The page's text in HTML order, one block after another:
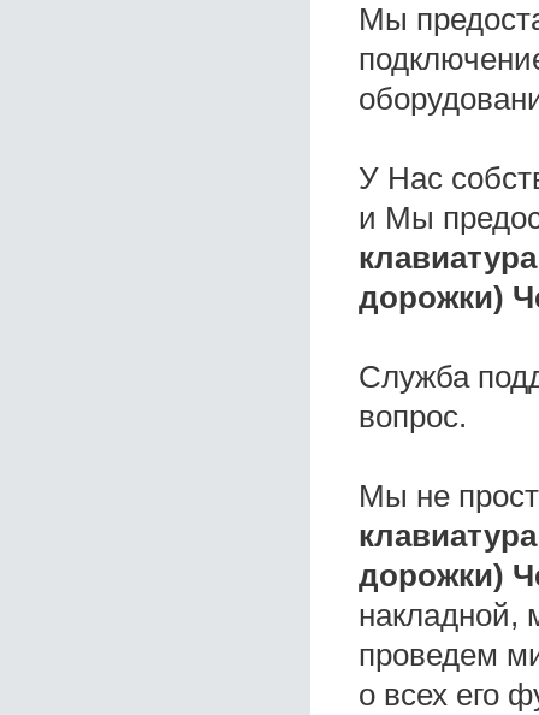
Мы
У Нас
и Мы
дорожки)
Служба
вопрос.
Мы не
дорожки)
накладной,
проведем
о всех его